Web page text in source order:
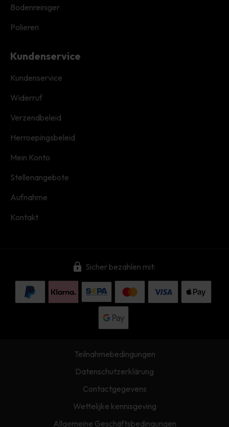
Bodenreiniger
Polieren
Kundenservice
Kundenservice
Widerruf
Verzendbeleid
Herroepingsbeleid
Mein Konto
Stellenangebote
Aufnahme
Kontakt
Sicher bezahlen mit:
Teilnahmebedingungen
Datenschutzerklärung
Contactgegevens
Wettelijke kennisgeving
Allgemeine Geschäftsbedingungen